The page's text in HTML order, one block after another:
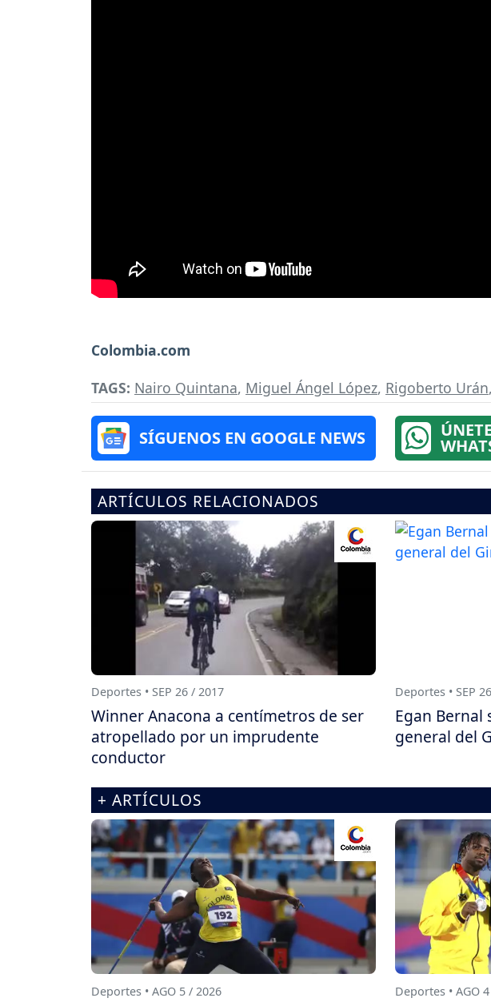
Colombia.com
TAGS: Nairo Quintana, Miguel Ángel López, Rigoberto Urán,
SÍGUENOS EN GOOGLE NEWS
ARTÍCULOS RELACIONADOS
Deportes • SEP 26 / 2017
Winner Anacona a centímetros de ser
atropellado por un imprudente
conductor
Deportes • SEP
Egan Bernal
general del
+ ARTÍCULOS
Deportes • AGO 5 / 2026 Deportes • AGO